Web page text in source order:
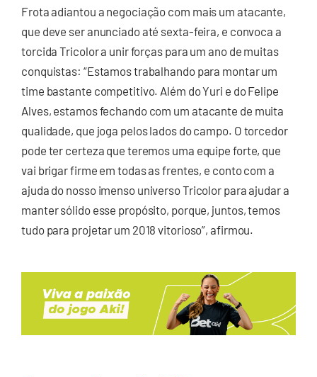
Frota adiantou a negociação com mais um atacante,
que deve ser anunciado até sexta-feira, e convoca a
torcida Tricolor a unir forças para um ano de muitas
conquistas: “Estamos trabalhando para montar um
time bastante competitivo. Além do Yuri e do Felipe
Alves, estamos fechando com um atacante de muita
qualidade, que joga pelos lados do campo. O torcedor
pode ter certeza que teremos uma equipe forte, que
vai brigar firme em todas as frentes, e conto com a
ajuda do nosso imenso universo Tricolor para ajudar a
manter sólido esse propósito, porque, juntos, temos
tudo para projetar um 2018 vitorioso”, afirmou.